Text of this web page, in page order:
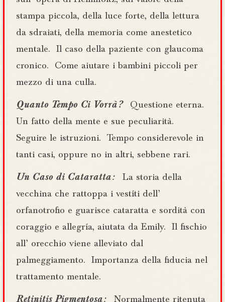
stampa piccola, della luce forte, della lettura
da sdraiati, della memoria come anestetico
mentale.
Il caso della paziente con glaucoma
cronico.
Come aiutare i bambini piccoli per
mezzo di una culla.
Quanto Tempo Ci Vorrà ?
Questione eterna.
Un fatto della mente e sue peculiarità.
Seguire le istruzioni.
Tempo considerevole in
tanti casi, oppure no in altri, sebbene rari.
Un Caso di Cataratta :
La storia della
vecchina che rattoppa i vestíti dell’
orfanotrofio e guarisce cataratta e sordità con
coraggio e allegría, aiutata da Emily.
Il fischio
all’ orecchio viene alleviato dal
palmeggiamento.
Importanza della fiducia nel
trattamento mentale.
Retinitis Pigmentosa : Normalmente ritenuta